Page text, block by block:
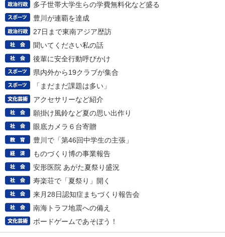
多子世帯大学生らの学費無料化など盛る
豊川が連覇を達成
27日まで東南アジア歴訪
聞いてください私の話
後輩に安全行動呼びかけ
県内外から19クラブが集合
「まだまだ課題は多い」
アクセサリーなど紹介
願掛け風鈴など夏の思い出作り
眼底カメラ６台寄贈
豊川で「第46回中学生の主張」
ものづくり博の事業報告
安形医院 あがた夏祭り盛況
寿楽荘で「夏祭り」開く
来月28日認知症まちづくり報告会
南海トラフ地震への備え
ボードゲームであそぼう！